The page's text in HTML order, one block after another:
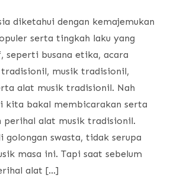
diketahui dengan kemajemukan
serta tingkah laku yang
seperti busana etika, acara
musik tradisionil,
alat musik tradisionil. Nah
kita bakal membicarakan serta
perihal alat musik tradisionil.
golongan swasta, tidak serupa
masa ini. Tapi saat sebelum
alat […]